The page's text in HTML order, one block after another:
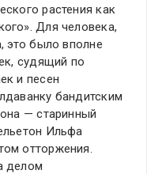
растения как
Для человека,
это было вполне
судящий по
и песен
бандитским
— старинный
Ильфа
отторжения.
делом